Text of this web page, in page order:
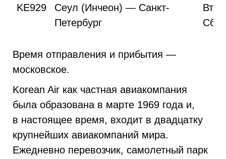
KE929
Сеул (Инчеон) — Санкт-
Петербург
Вт.
Сб.
Время отправления и прибытия —
московское.
Korean Air как частная авиакомпания
была образована в марте 1969 года и,
в настоящее время, входит в двадцатку
крупнейших авиакомпаний мира.
Ежедневно перевозчик, самолетный парк